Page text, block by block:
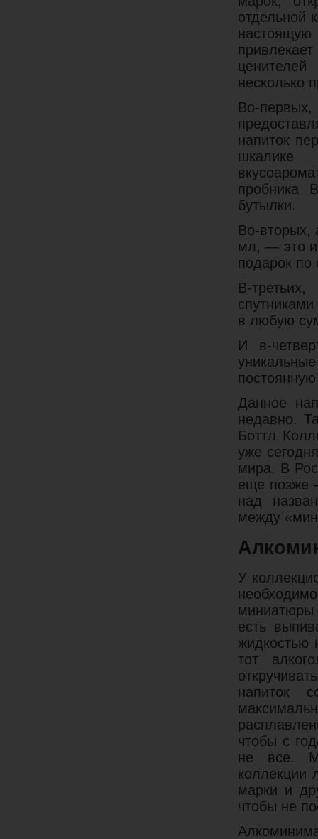
отдельной
ценителей
несколько
Во-
напиток
шкалике
пробника
бутылки.
Во-вторых,
мл, — это
подарок по
В-
в любую
И в-
Данное
недавно.
Боттл
уже
мира. В
еще позже
над
между
У
миниатюры
есть
жидкостью
тот
напиток
чтобы с
не все.
коллекции
марки и
чтобы не